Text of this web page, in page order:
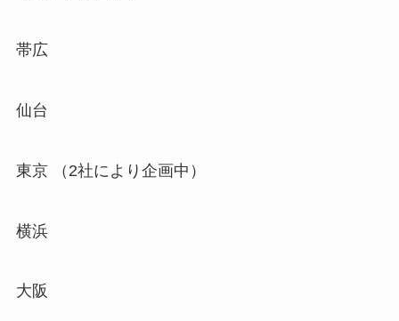
帯広
仙台
東京 （2社により企画中）
横浜
大阪